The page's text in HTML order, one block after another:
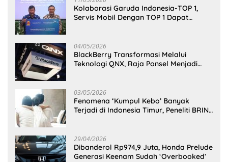
Kolaborasi Garuda Indonesia-TOP 1,
Servis Mobil Dengan TOP 1 Dapat
04/05/2026
BlackBerry Transformasi Melalui
Teknologi QNX, Raja Ponsel Menjadi
03/05/2026
Fenomena ‘Kumpul Kebo’ Banyak
Terjadi di Indonesia Timur, Peneliti BRIN
29/04/2026
Dibanderol Rp974,9 Juta, Honda Prelude
Generasi Keenam Sudah ‘Overbooked’